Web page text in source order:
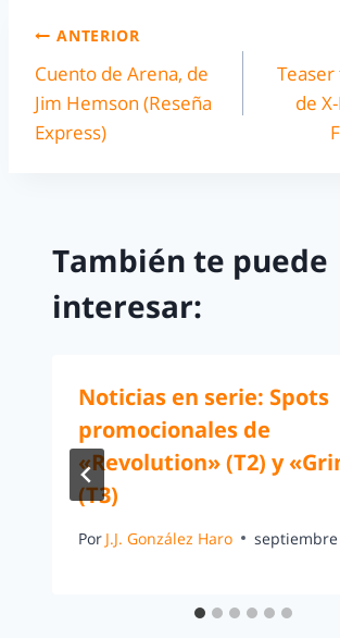
ANTERIOR
Cuento de Arena, de
Jim Hemson (Reseña
Express)
de
También te puede
interesar:
Noticias en serie: Spots
promocionales de
«Revolution» (T2) y
(T3)
Por J.J. González Haro septiembre